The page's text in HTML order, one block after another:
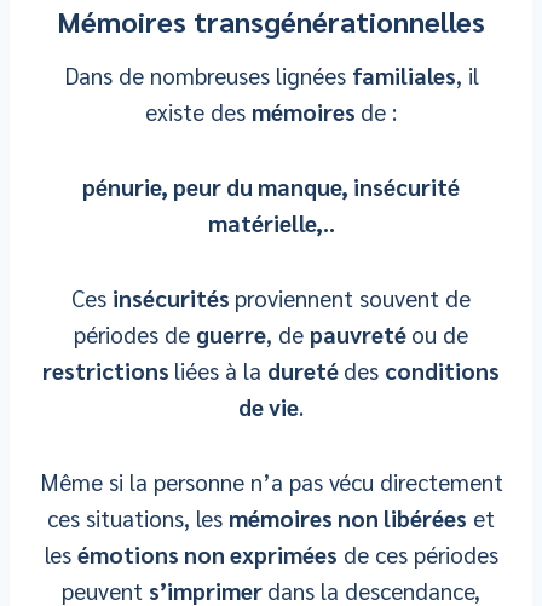
Mémoires transgénérationnelles
Dans de nombreuses lignées familiales, il
existe des mémoires de :
pénurie, peur du manque, insécurité
matérielle,..
Ces insécurités proviennent souvent de
périodes de guerre, de pauvreté ou de
restrictions liées à la dureté des conditions
de vie.
Même si la personne n’a pas vécu directement
ces situations, les mémoires non libérées et
les émotions non exprimées de ces périodes
peuvent s’imprimer dans la descendance,